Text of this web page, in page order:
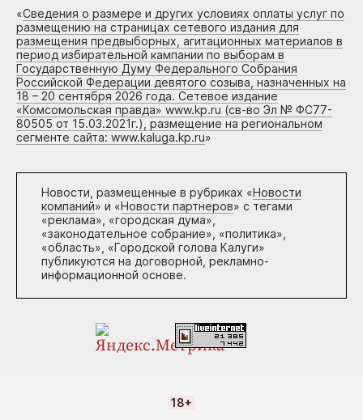
«Сведения о размере и других условиях оплаты услуг по
размещению на страницах сетевого издания для
размещения предвыборных, агитационных материалов в
период избирательной кампании по выборам в
Государственную Думу Федерального Собрания
Российской Федерации девятого созыва, назначенных на
18 – 20 сентября 2026 года. Сетевое издание
«Комсомольская правда» www.kp.ru (св-во Эл № ФС77-
80505 от 15.03.2021г.), размещение на региональном
сегменте сайта: www.kaluga.kp.ru»
Новости, размещенные в рубриках «Новости
компаний» и «Новости партнеров» с тегами
«реклама», «городская дума»,
«законодательное собрание», «политика»,
«область», «Городской голова Калуги»
публикуются на договорной, рекламно-
информационной основе.
18+